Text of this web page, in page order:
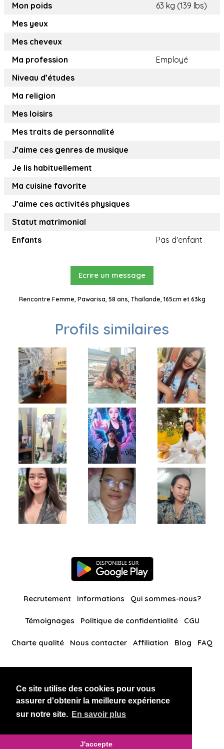
Ce site utilise des cookies pour vous
assurer d'obtenir la meilleure expérience
sur notre site. En savoir plus
J'accepte
Mon poids
63 kg (139 lbs)
Mes yeux
Mes cheveux
Ma profession
Employé
Niveau d’études
Ma religion
Mes loisirs
Mes traits de personnalité
J’aime ces genres de musique
Je lis habituellement
Ma cuisine favorite
J’aime ces activités physiques
Statut matrimonial
Enfants
Pas d'enfant
Ecrire un message
Rencontre Femme, Pawarisa, 58 ans, Thaïlande, 165cm et 63kg
Profils similaires
Recrutement Informations Qui sommes-nous?
Témoignages Politique de confidentialité CGU
Charte qualité Nous contacter Affiliation Blog FAQ
BlackAndBeauties RussianKisses